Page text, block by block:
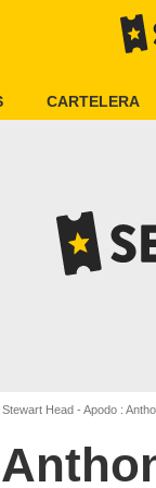
CARTELERA
Head - Apodo :